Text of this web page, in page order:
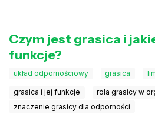
Czym jest grasica i
funkcje?
układ odpornościowy grasica
grasica i jej funkcje
rola grasicy w
znaczenie grasicy dla odporności